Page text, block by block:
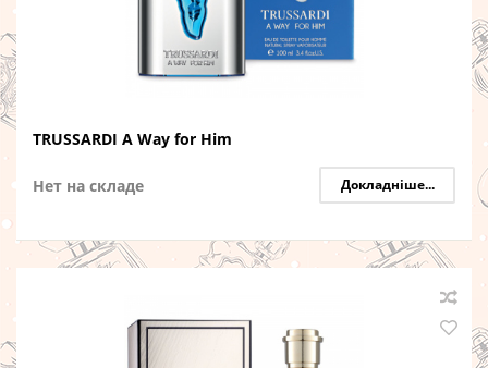
TRUSSARDI A Way for Him
Нет на складе Докладніше...